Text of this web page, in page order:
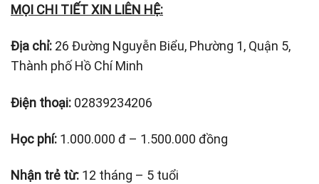
MỌI CHI TIẾT XIN LIÊN HỆ:
Địa chỉ: 26 Đường Nguyễn Biểu, Phường 1, Quận 5,
Thành phố Hồ Chí Minh
Điện thoại: 02839234206
Học phí: 1.000.000 đ – 1.500.000 đồng
Nhận trẻ từ: 12 tháng – 5 tuổi